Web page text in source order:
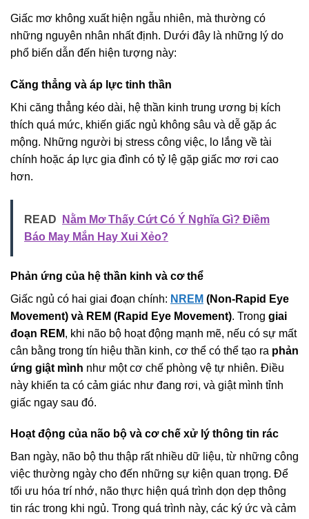
Giấc mơ không xuất hiện ngẫu nhiên, mà thường có
những nguyên nhân nhất định. Dưới đây là những lý do
phổ biến dẫn đến hiện tượng này:
Căng thẳng và áp lực tinh thần
Khi căng thẳng kéo dài, hệ thần kinh trung ương bị kích
thích quá mức, khiến giấc ngủ không sâu và dễ gặp ác
mộng. Những người bị stress công việc, lo lắng về tài
chính hoặc áp lực gia đình có tỷ lệ gặp giấc mơ rơi cao
hơn.
READ
Nằm Mơ Thấy Cứt Có Ý Nghĩa Gì? Điềm
Báo May Mắn Hay Xui Xẻo?
Phản ứng của hệ thần kinh và cơ thể
Giấc ngủ có hai giai đoạn chính: NREM (Non-Rapid Eye
Movement) và REM (Rapid Eye Movement). Trong giai
đoạn REM, khi não bộ hoạt động mạnh mẽ, nếu có sự mất
cân bằng trong tín hiệu thần kinh, cơ thể có thể tạo ra phản
ứng giật mình như một cơ chế phòng vệ tự nhiên. Điều
này khiến ta có cảm giác như đang rơi, và giật mình tỉnh
giấc ngay sau đó.
Hoạt động của não bộ và cơ chế xử lý thông tin rác
Ban ngày, não bộ thu thập rất nhiều dữ liệu, từ những công
việc thường ngày cho đến những sự kiện quan trọng. Để
tối ưu hóa trí nhớ, não thực hiện quá trình dọn dẹp thông
tin rác trong khi ngủ. Trong quá trình này, các ký ức và cảm